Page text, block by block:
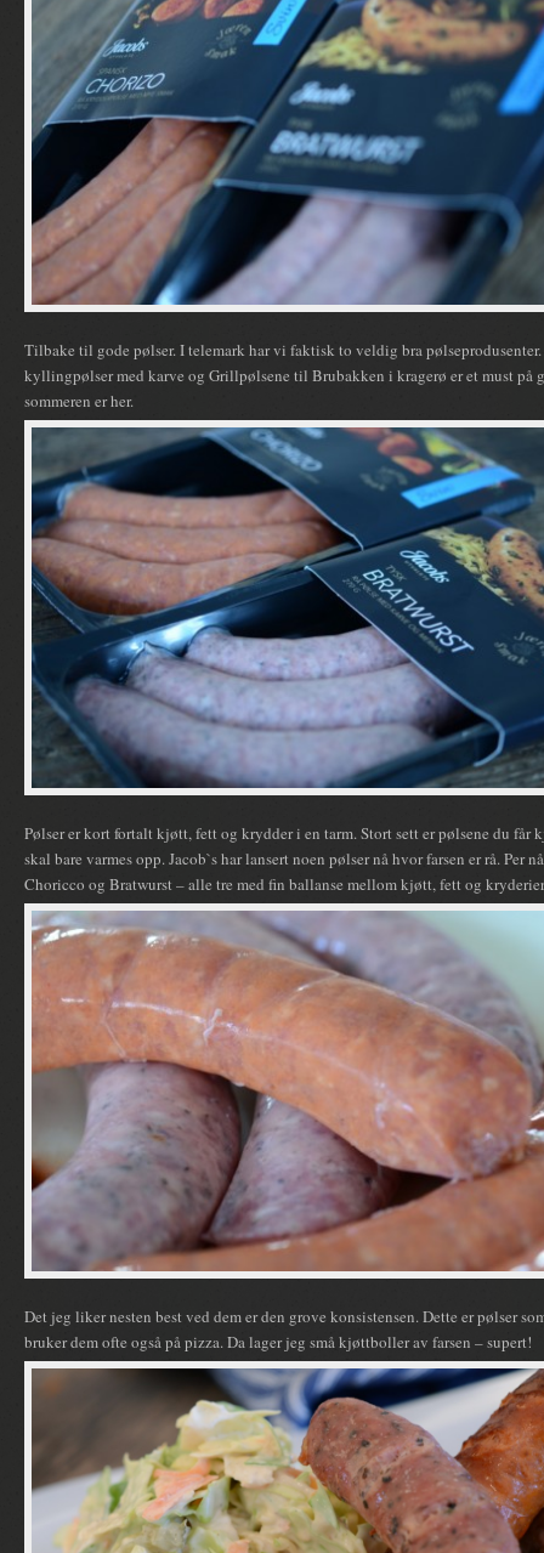
Tilbake til gode pølser. I telemark har vi faktisk to veldig bra
kyllingpølser med karve og Grillpølsene til Brubakken i kragerø er et must på
sommeren er her.
Pølser er kort fortalt kjøtt, fett og krydder i en tarm. Stort sett er pølsene du får
skal bare varmes opp. Jacob`s har lansert noen pølser nå hvor farsen er rå. Per
Choricco og Bratwurst – alle tre med fin ballanse mellom kjøtt, fett og
Det jeg liker nesten best ved dem er den grove konsistensen. Dette er pølser
bruker dem ofte også på pizza. Da lager jeg små kjøttboller av farsen – supert!